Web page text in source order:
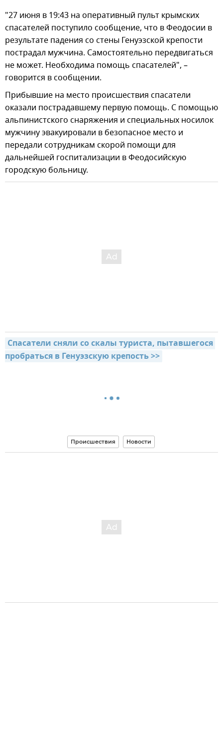
"27 июня в 19:43 на оперативный пульт крымских
спасателей поступило сообщение, что в Феодосии в
результате падения со стены Генуэзской крепости
пострадал мужчина. Самостоятельно передвигаться
не может. Необходима помощь спасателей", –
говорится в сообщении.
Прибывшие на место происшествия спасатели
оказали пострадавшему первую помощь. С помощью
альпинистского снаряжения и специальных носилок
мужчину эвакуировали в безопасное место и
передали сотрудникам скорой помощи для
дальнейшей госпитализации в Феодосийскую
городскую больницу.
Спасатели сняли со скалы туриста, пытавшегося
пробраться в Генуэзскую крепость >>
Происшествия Новости